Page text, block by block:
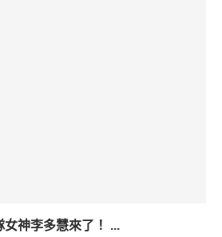
女神李多慧來了！ ...